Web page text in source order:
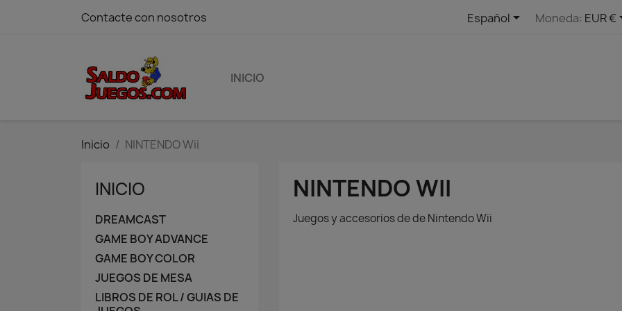
Contacte con nosotros Español Moneda: EUR €
INICIO
Inicio NINTENDO Wii
INICIO
DREAMCAST
GAME BOY ADVANCE
GAME BOY COLOR
JUEGOS DE MESA
LIBROS DE ROL / GUIAS DE
NINTENDO WII
Juegos y accesorios de de Nintendo Wii